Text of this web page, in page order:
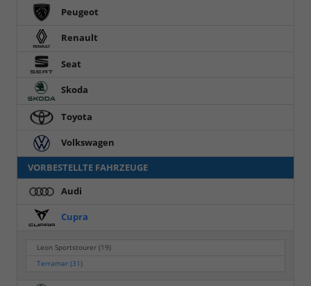
Peugeot
Renault
Seat
Skoda
Toyota
Volkswagen
VORBESTELLTE FAHRZEUGE
Audi
Cupra
Leon Sportstourer(19)
Terramar(31)